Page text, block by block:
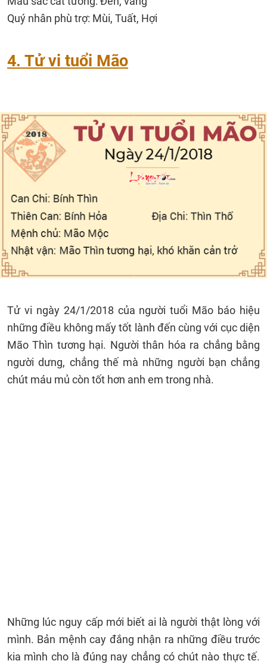
Quý nhân phù trợ: Mùi, Tuất, Hợi
4. Tử vi tuổi Mão
Tử vi ngày 24/1/2018 của người tuổi Mão báo hiệu
những điều không mấy tốt lành đến cùng với cục diện
Mão Thìn tương hại. Người thân hóa ra chẳng bằng
người dưng, chẳng thế mà những người bạn chẳng
chút máu mủ còn tốt hơn anh em trong nhà.
Những lúc nguy cấp mới biết ai là người thật lòng với
mình. Bản mệnh cay đắng nhận ra những điều trước
kia mình cho là đúng nay chẳng có chút nào thực tế.